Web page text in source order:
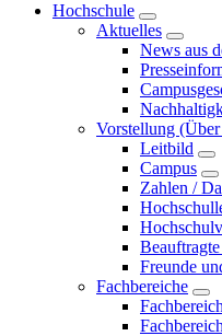
Hochschule
Aktuelles
News aus
Vorstellung
Leitbild
Campus
Zahlen /
Freunde
Fachbereiche